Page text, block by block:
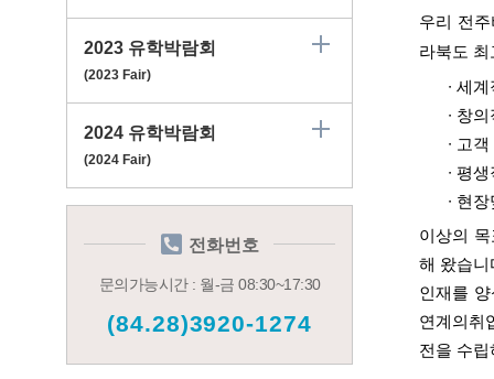
2023 유학박람회
(2023 Fair)
2024 유학박람회
(2024 Fair)
전화번호
문의가능시간 : 월-금 08:30~17:30
(84.28)3920-1274
우리 전
라북도
∙ 세계
∙ 창의
∙ 고
∙ 평생
∙ 현장
이상의
해 왔습니
인재를
연계의 취
전을 수립